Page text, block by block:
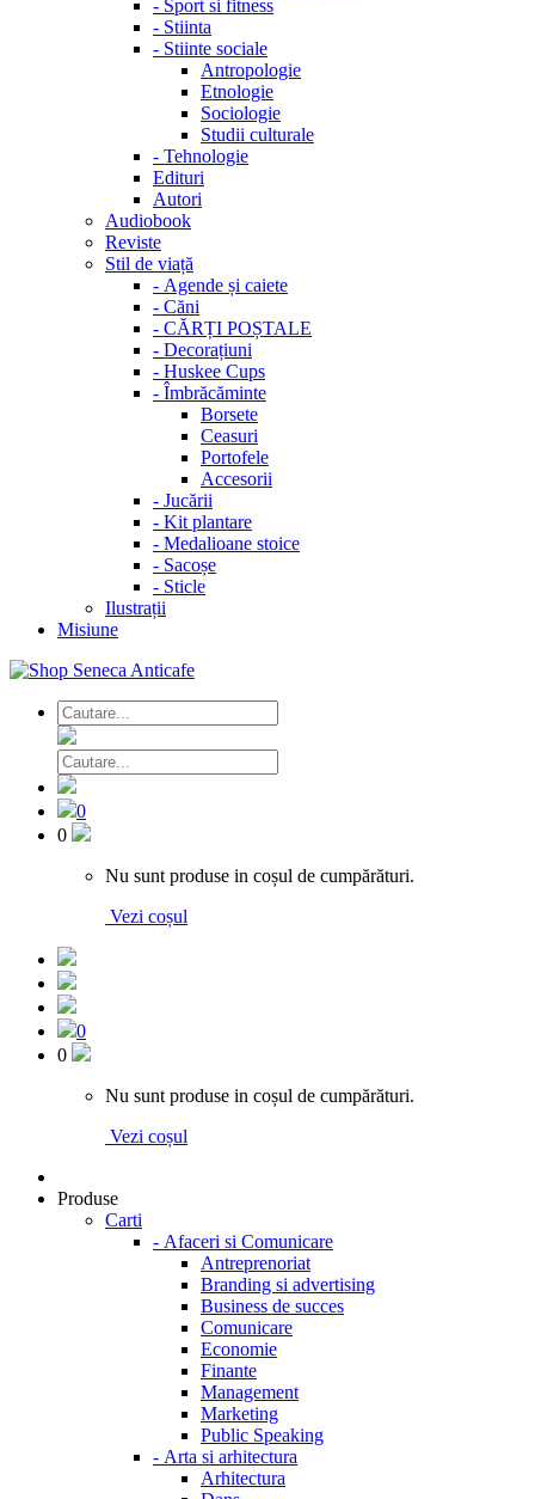
- Sport si fitness
- Stiinta
- Stiinte sociale
Antropologie
Etnologie
Sociologie
Studii culturale
- Tehnologie
Edituri
Autori
Audiobook
Reviste
Stil de viață
- Agende și caiete
- Căni
- CĂRȚI POȘTALE
- Decorațiuni
- Huskee Cups
- Îmbrăcăminte
Borsete
Ceasuri
Portofele
Accesorii
- Jucării
- Kit plantare
- Medalioane stoice
- Sacoșe
- Sticle
Ilustrații
Misiune
0
0
Nu sunt produse in coșul de cumpărături.
Vezi coșul
0
0
Nu sunt produse in coșul de cumpărături.
Vezi coșul
Produse
Carti
- Afaceri si Comunicare
Antreprenoriat
Branding si advertising
Business de succes
Comunicare
Economie
Finante
Management
Marketing
Public Speaking
- Arta si arhitectura
Arhitectura